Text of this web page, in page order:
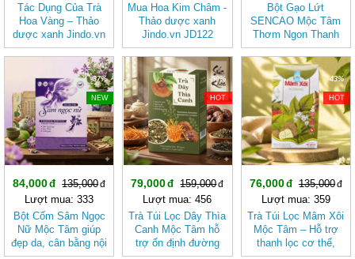
Tác Dụng Của Trà
Hoa Vàng – Thảo
dược xanh Jindo.vn
JD124 trahoavang v2
Mua Hoa Kim Châm -
Thảo dược xanh
Jindo.vn JD122
hoakimcham v2
Bột Gạo Lứt
SENCAO Mộc Tâm
Thơm Ngon Thanh
Nhẹ, Phù Hợp Ăn
Kiêng
-37%
NEW
84,000
135,000
Lượt mua: 333
Bột Cốm Sâm Ngọc
Nữ Mộc Tâm giúp
đẹp da, cân bằng nội
tiết tố nữ
-50%
HOT
79,000
159,000
Lượt mua: 456
Trà Túi Lọc Dây Thìa
Canh Mộc Tâm hỗ
trợ ổn định đường
huyết
-43%
HOT
76,000
135,000
Lượt mua: 359
Trà Túi Lọc Mâm Xôi
Mộc Tâm – Hỗ trợ
thanh lọc cơ thể,
mang lại cảm giác